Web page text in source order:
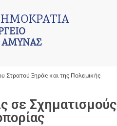
ΑΜΥΝΑΣ
Στρατού Ξηράς και της Πολεμικής
σε Σχηματισμούς